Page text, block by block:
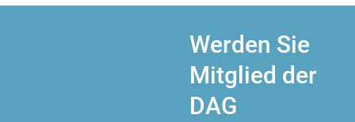
Werden Sie
Mitglied der
DAG